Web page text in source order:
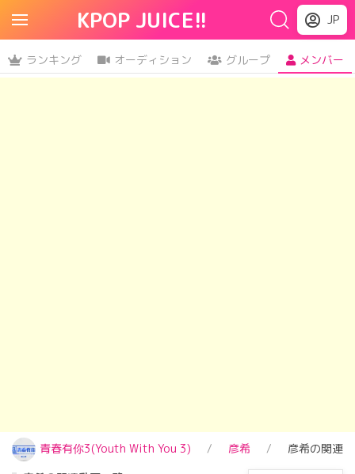
KPOP JUICE!! JP
ランキング オーディション グループ メンバー
青春有你3(Youth With You 3) 彦希
彦希の関連